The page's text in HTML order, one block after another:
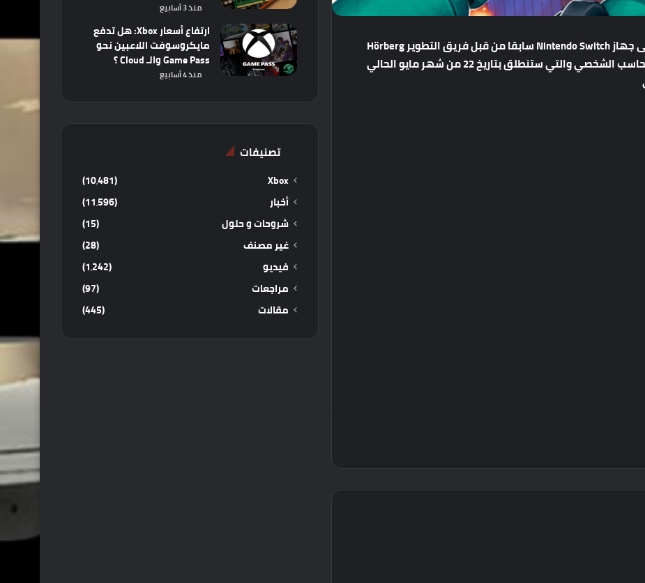
بعد ان صدرت لعبة Mechstermination Force على جهاز Nintendo Switch سابقا من قبل فريق التطوير Hörberg
Productions تم الاعلان عن موعد اصدار نسخة الحاسب الشخصي والتي ستنطلق بتاريخ 22 من شهر مايو الحالي
منذ 3 أسابيع
ارتفاع أسعار Xbox: هل تدفع
مايكروسوفت اللاعبين نحو
Game Pass والـ Cloud ؟
منذ 4 أسابيع
تصنيفات
Xbox
(10٬481)
أخبار
(11٬596)
شروحات و حلول
(15)
غير مصنف
(28)
فيديو
(1٬242)
مراجعات
(97)
مقالات
(445)